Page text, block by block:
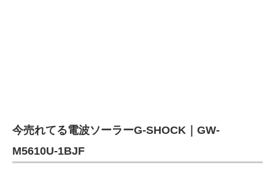
今売れてる電波ソーラーG-SHOCK｜GW-
M5610U-1BJF